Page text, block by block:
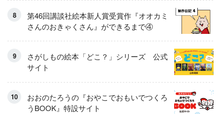
第46回講談社絵本新人賞受賞作『オオカミ
さんのおきゃくさん』ができるまで④
さがしもの絵本「どこ？」シリーズ 公式
サイト
おおのたろうの『おやこでおもいでつくろ
うBOOK』特設サイト